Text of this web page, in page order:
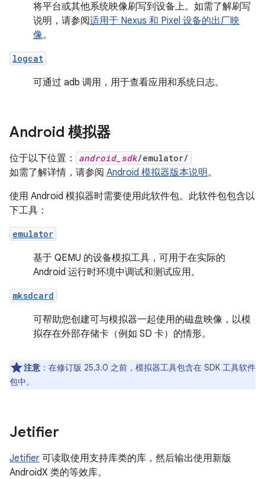
将平台或其他系统映像刷写到设备上。如需了解刷写
说明，请参阅适用于 Nexus 和 Pixel 设备的出厂映
像。
logcat
可通过 adb 调用，用于查看应用和系统日志。
Android 模拟器
位于以下位置： android_sdk/emulator/
如需了解详情，请参阅 Android 模拟器版本说明。
使用 Android 模拟器时需要使用此软件包。此软件包包含以
下工具：
emulator
基于 QEMU 的设备模拟工具，可用于在实际的
Android 运行时环境中调试和测试应用。
mksdcard
可帮助您创建可与模拟器一起使用的磁盘映像，以模
拟存在外部存储卡（例如 SD 卡）的情形。
注意 ：在修订版 25.3.0 之前，模拟器工具包含在 SDK 工具软件
包中。
Jetifier
Jetifier 可读取使用支持库类的库，然后输出使用新版
AndroidX 类的等效库。